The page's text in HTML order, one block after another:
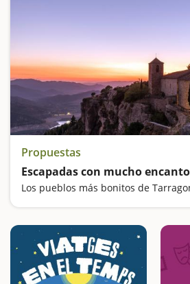
Propuestas
Escapadas con mucho